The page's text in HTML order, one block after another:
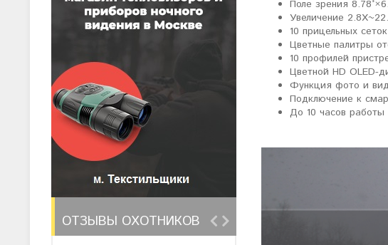
ОТЗЫВЫ ОХОТНИКОВ
Поле зрения
Увеличение
10 прицельных сеток
Цветные палитры
10 профилей
Цветной HD OLED-
Функция фото и
Подключение к
До 10 часов работы